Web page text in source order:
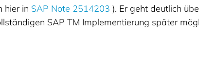
hier in SAP Note 2514203 ). Er geht deutlich
SAP TM Implementierung später